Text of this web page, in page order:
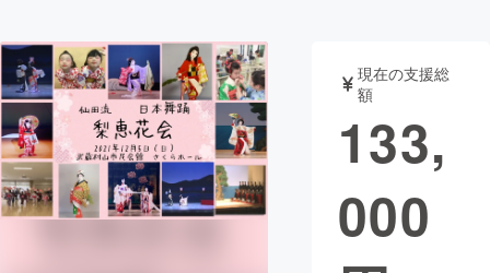
テクノロジー・ガジェット
映像・映画 書籍・雑誌
ビジネス・起業 チャレンジ
現在の支援総
額
133,
000